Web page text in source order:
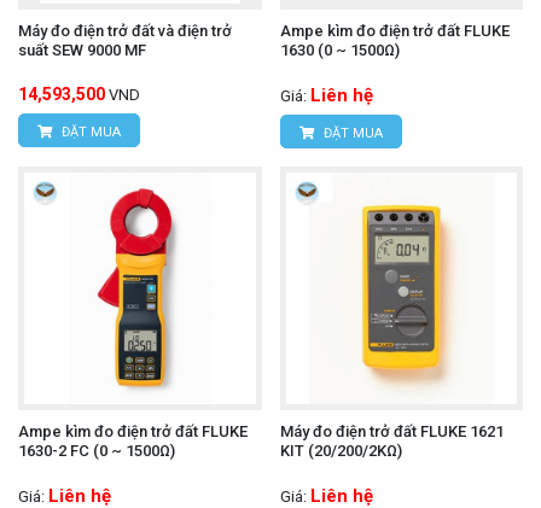
Máy đo điện trở đất và điện trở
suất SEW 9000 MF
14,593,500 VND
ĐẶT MUA
Ampe kìm đo điện trở đất FLUKE
1630 (0 ~ 1500Ω)
Giá: Liên hệ
ĐẶT MUA
Ampe kìm đo điện trở đất FLUKE
1630-2 FC (0 ~ 1500Ω)
Giá: Liên hệ
Máy đo điện trở đất FLUKE 1621
KIT (20/200/2KΩ)
Giá: Liên hệ